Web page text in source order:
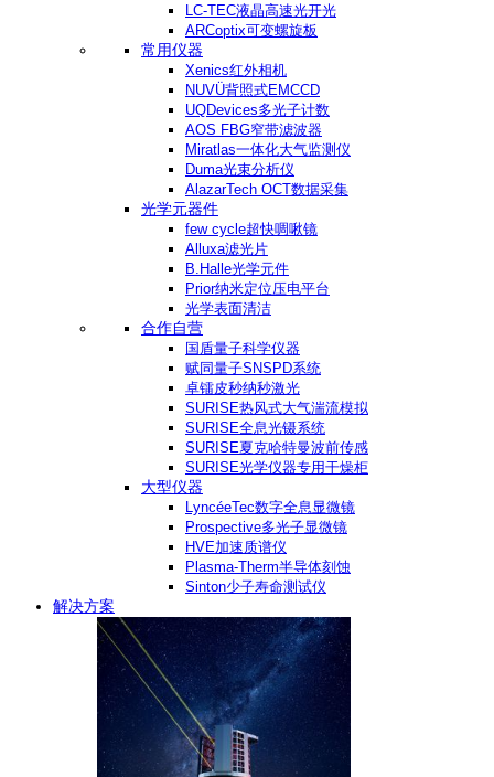
LC-TEC液晶高速光开光
ARCoptix可变螺旋板
常用仪器
Xenics红外相机
NUVÜ背照式EMCCD
UQDevices多光子计数
AOS FBG窄带滤波器
Miratlas一体化大气监测仪
Duma光束分析仪
AlazarTech OCT数据采集
光学元器件
few cycle超快啁啾镜
Alluxa滤光片
B.Halle光学元件
Prior纳米定位压电平台
光学表面清洁
合作自营
国盾量子科学仪器
赋同量子SNSPD系统
卓镭皮秒纳秒激光
SURISE热风式大气湍流模拟
SURISE全息光镊系统
SURISE夏克哈特曼波前传感
SURISE光学仪器专用干燥柜
大型仪器
LyncéeTec数字全息显微镜
Prospective多光子显微镜
HVE加速质谱仪
Plasma-Therm半导体刻蚀
Sinton少子寿命测试仪
解决方案